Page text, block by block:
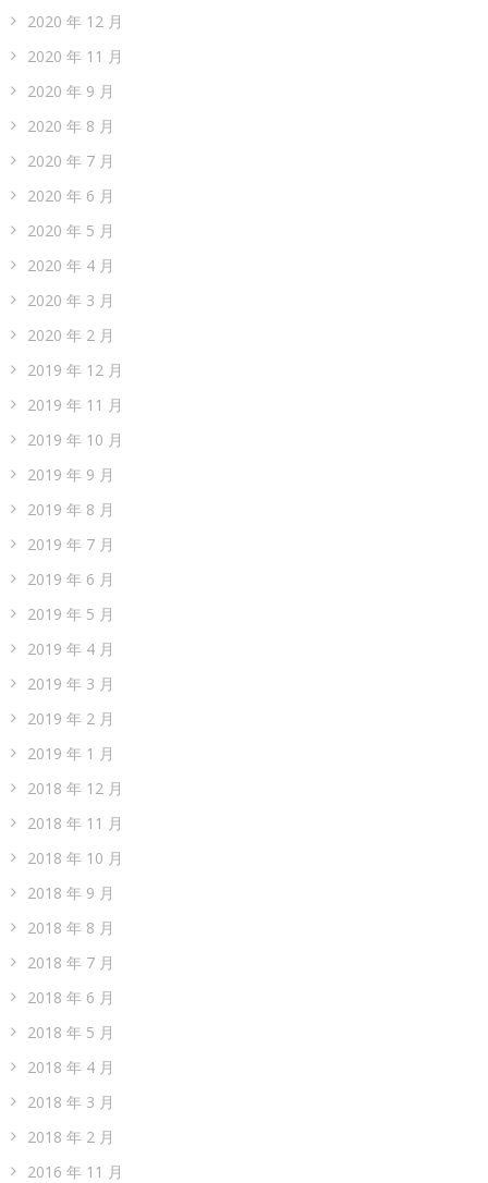
2020 年 12 月
2020 年 11 月
2020 年 9 月
2020 年 8 月
2020 年 7 月
2020 年 6 月
2020 年 5 月
2020 年 4 月
2020 年 3 月
2020 年 2 月
2019 年 12 月
2019 年 11 月
2019 年 10 月
2019 年 9 月
2019 年 8 月
2019 年 7 月
2019 年 6 月
2019 年 5 月
2019 年 4 月
2019 年 3 月
2019 年 2 月
2019 年 1 月
2018 年 12 月
2018 年 11 月
2018 年 10 月
2018 年 9 月
2018 年 8 月
2018 年 7 月
2018 年 6 月
2018 年 5 月
2018 年 4 月
2018 年 3 月
2018 年 2 月
2016 年 11 月